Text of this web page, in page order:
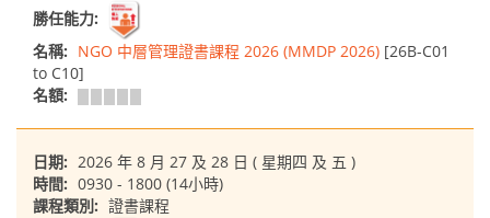
勝任能力:
名稱: NGO 中層管理證書課程 2026 (MMDP 2026) [26B-C01
to C10]
名額:
日期: 2026 年 8 月 27 及 28 日 ( 星期四 及 五 )
時間: 0930 - 1800 (14小時)
課程類別: 證書課程